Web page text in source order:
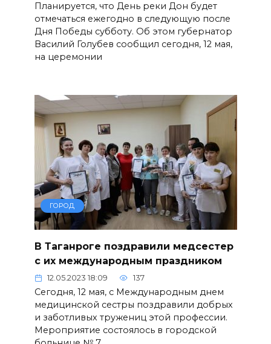
Планируется, что День реки Дон будет
отмечаться ежегодно в следующую после
Дня Победы субботу. Об этом губернатор
Василий Голубев сообщил сегодня, 12 мая,
на церемонии
ГОРОД
В Таганроге поздравили медсестер
с их международным праздником
12.05.2023 18:09 137
Сегодня, 12 мая, с Международным днем
медицинской сестры поздравили добрых
и заботливых тружениц этой профессии.
Мероприятие состоялось в городской